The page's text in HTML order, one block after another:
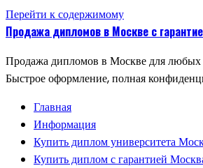
Перейти к содержимому
Продажа дипломов в Москве с
Продажа дипломов в Москве для любых
Быстрое оформление, полная
Главная
Информация
Купить диплом университета
Купить диплом с гарантией